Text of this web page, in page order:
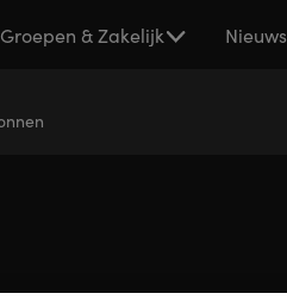
Groepen & Zakelijk Nieuws